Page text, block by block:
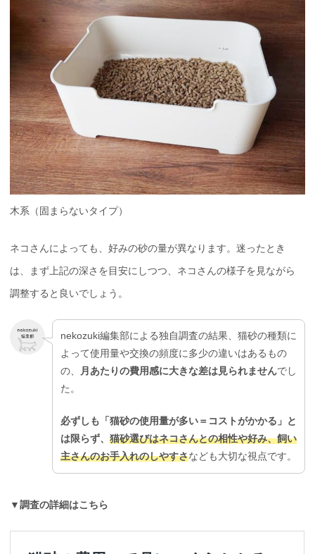
木系（固まらないタイプ）
ネコさんによっても、好みの砂の量が異なります。迷ったとき
は、まず上記の深さを目安にしつつ、ネコさんの様子を見ながら
調整すると良いでしょう。
nekozuki編集部による独自調査の結果、猫砂の種類に
よって使用量や交換の頻度に多少の違いはあるもの
の、
月あたりの費用感に大きな差は見られませんでし
た。
必ずしも「猫砂の使用量が多い＝コストがかかる」と
は限らず、 猫砂選びはネコさんとの相性や好み、飼い
主さんのお手入れのしやすさなども大切な視点です。
▼調査の詳細はこちら